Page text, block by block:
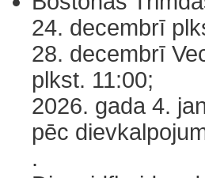
24. decembrī
28. decembrī
plkst. 11:00;
2026. gada 4.
pēc
.